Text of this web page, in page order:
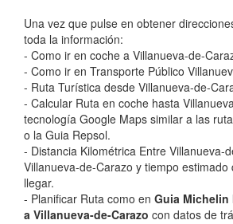
Una vez que pulse en obtener
toda la información:
- Como ir en coche a Villanueva-de-
- Como ir en Transporte Público
- Ruta Turística desde Villanueva-de-
- Calcular Ruta en coche hasta
tecnología Google Maps similar a las
o la Guia Repsol.
- Distancia Kilométrica Entre Villanueva-
Villanueva-de-Carazo y tiempo estimado
llegar.
- Planificar Ruta como en Guia
a Villanueva-de-Carazo con datos de